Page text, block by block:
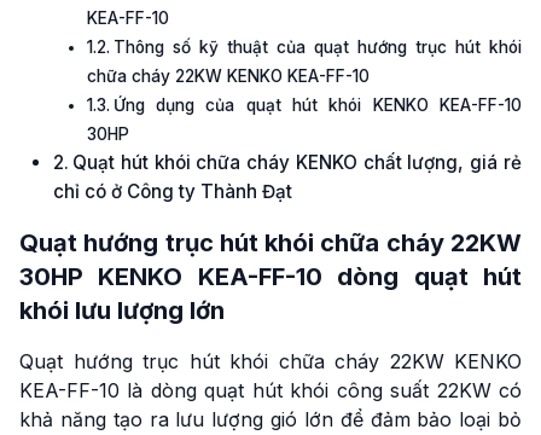
KEA-FF-10
Thông số kỹ thuật của quạt hướng trục hút khói
chữa cháy 22KW KENKO KEA-FF-10
Ứng dụng của quạt hút khói KENKO KEA-FF-10
30HP
Quạt hút khói chữa cháy KENKO chất lượng, giá rẻ
chỉ có ở Công ty Thành Đạt
Quạt hướng trục hút khói chữa cháy 22KW
30HP KENKO KEA-FF-10 dòng quạt hút
khói lưu lượng lớn
Quạt hướng trục hút khói chữa cháy 22KW KENKO
KEA-FF-10 là dòng quạt hút khói công suất 22KW có
khả năng tạo ra lưu lượng gió lớn để đảm bảo loại bỏ